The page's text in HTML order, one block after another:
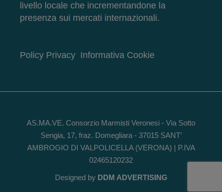
livello locale che incrementandone la
presenza sui mercati internazionali.
Policy Privacy Informativa Cookie
AS.MA.VE. Consorzio Marmisti Veronesi - Via Sotto
Sengia, 17, fraz. Domegliara - 37015 SANT’
AMBROGIO DI VALPOLICELLA (VERONA) | P.IVA
02465120232
Designed by DDM ADVERTISING